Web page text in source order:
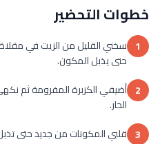
خطوات التحضير
1 سخني القليل من الزيت في
حتى يذبل المكون.
2 أضيفي الكزبرة المفرومة ثم
الحار.
3 قلبي المكونات من جديد حتى